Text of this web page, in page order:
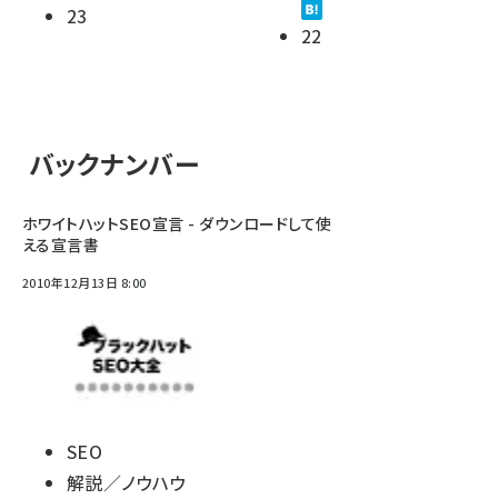
23
22
バックナンバー
ホワイトハットSEO宣言 - ダウンロードして使
える宣言書
2010年12月13日 8:00
SEO
解説／ノウハウ